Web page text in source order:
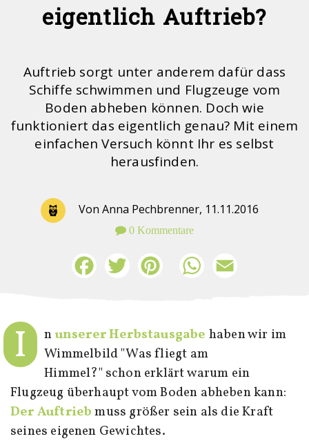
eigentlich Auftrieb?
Auftrieb sorgt unter anderem dafür dass
Schiffe schwimmen und Flugzeuge vom
Boden abheben können. Doch wie
funktioniert das eigentlich genau? Mit einem
einfachen Versuch könnt Ihr es selbst
herausfinden.
Von Anna Pechbrenner, 11.11.2016
0 Kommentare
FacebookTwitter Pinterest WhatsApp
I nunserer Herbstausgabe haben wir im
Wimmelbild "Was fliegt am
Himmel?" schon erklärt warum ein
Flugzeug überhaupt vom Boden abheben kann:
Der Auftriebmuss größer sein als die Kraft
seines eigenen Gewichtes.